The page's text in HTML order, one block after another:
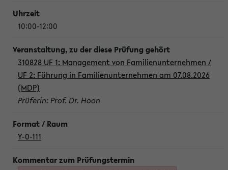
10:00-12:00
310828 UF 1: Management von Familienunternehmen /
UF 2: Führung in Familienunternehmen am 07.08.2026
(MDP)
Prüferin: Prof. Dr. Hoon
Y-0-111